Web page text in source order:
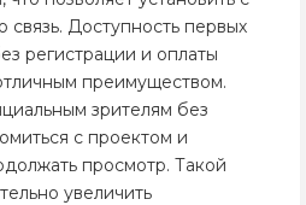
Доступность первых
регистрации и оплаты
преимуществом.
зрителям без
с проектом и
просмотр. Такой
увеличить